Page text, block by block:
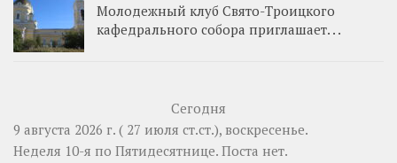
Молодежный клуб Свято-Троицкого
кафедрального собора приглашает. . .
Сегодня
9 августа 2026 г. ( 27 июля ст.ст.), воскресенье.
Неделя 10-я по Пятидесятнице. Поста нет.